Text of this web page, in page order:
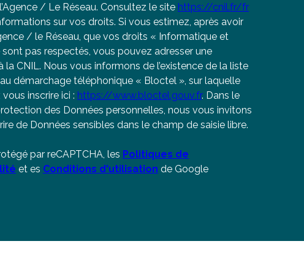
/ Le Réseau. Consultez le site https://cnil.fr/fr
sur vos droits. Si vous estimez, après avoir
/ le Réseau, que vos droits « Informatique et
sont pas respectés, vous pouvez adresser une
la CNIL. Nous vous informons de l’existence de la liste
démarchage téléphonique « Bloctel », sur laquelle
inscrire ici : https://www.bloctel.gouv.fr. Dans le
des Données personnelles, nous vous invitons
de Données sensibles dans le champ de saisie libre.
par reCAPTCHA, les Politiques de
et es Conditions d'utilisation de Google